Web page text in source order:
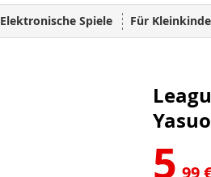
Elektronische Spiele Für
Yasuo
5,99